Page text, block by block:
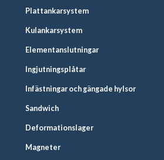
Plattankarsystem
Kulankarsystem
Elementanslutningar
Ingjutningsplåtar
Infästningar och gängade hylsor
Sandwich
Deformationslager
Magneter